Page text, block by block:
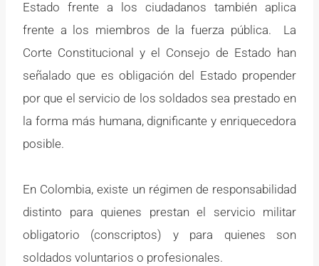
Estado frente a los ciudadanos también aplica
frente a los miembros de la fuerza pública. La
Corte Constitucional y el Consejo de Estado han
señalado que es obligación del Estado propender
por que el servicio de los soldados sea prestado en
la forma más humana, dignificante y enriquecedora
posible.
En Colombia, existe un régimen de responsabilidad
distinto para quienes prestan el servicio militar
obligatorio (conscriptos) y para quienes son
soldados voluntarios o profesionales.